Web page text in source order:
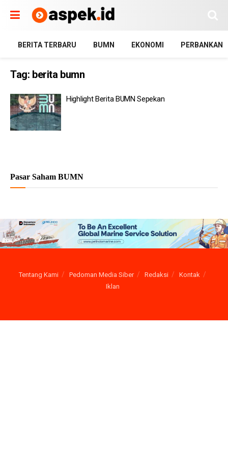
BERITA TERBARU BUMN EKONOMI PERBANKAN
Tag: berita bumn
Highlight Berita BUMN Sepekan
Pasar Saham BUMN
Tentang Kami Pedoman Media Siber Redaksi
Kontak
Iklan